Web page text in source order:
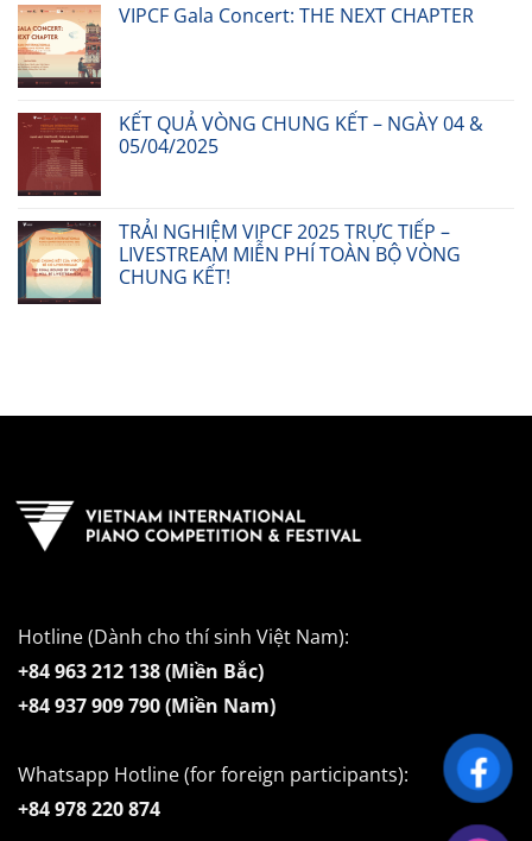
VIPCF Gala Concert: THE NEXT CHAPTER
KẾT QUẢ VÒNG CHUNG KẾT – NGÀY 04 &
05/04/2025
TRẢI NGHIỆM VIPCF 2025 TRỰC TIẾP –
LIVESTREAM MIỄN PHÍ TOÀN BỘ VÒNG
CHUNG KẾT!
Hotline (Dành cho thí sinh Việt Nam):
+84 963 212 138 (Miền Bắc)
+84 937 909 790 (Miền Nam)
Whatsapp Hotline (for foreign participants):
+84 978 220 874